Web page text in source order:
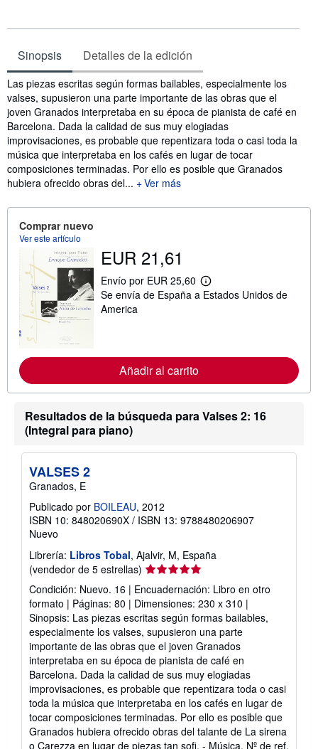
Sinopsis Detalles de la edición
Sinopsis
Las piezas escritas según formas bailables, especialmente los
valses, supusieron una parte importante de las obras que el
joven Granados interpretaba en su época de pianista de café en
Barcelona. Dada la calidad de sus muy elogiadas
improvisaciones, es probable que repentizara toda o casi toda la
música que interpretaba en los cafés en lugar de tocar
composiciones terminadas. Por ello es posible que Granados
hubiera ofrecido obras del...
Ver más
Comprar nuevo
Ver este artículo
EUR 21,61
Envío por EUR 25,60
M
á
r
c
ó
n
b
t
i
f
d
e
e
v
í
o
Se envía de España a Estados Unidos de
America
Añadir al carrito
Resultados de la búsqueda para Valses 2: 16
(Integral para piano)
VALSES 2
Granados, E
Publicado por BOILEAU, 2012
ISBN 10: 848020690X / ISBN 13: 9788480206907
Nuevo
Librería: Libros Tobal, Ajalvir, M, España
(vendedor de 5 estrellas) Calificación
vendedor:
5
de
5
estrellas
Condición: Nuevo. 16 | Encuadernación: Libro en otro
formato | Páginas: 80 | Dimensiones: 230 x 310 |
Sinopsis: Las piezas escritas según formas bailables,
especialmente los valses, supusieron una parte
importante de las obras que el joven Granados
interpretaba en su época de pianista de café en
Barcelona. Dada la calidad de sus muy elogiadas
improvisaciones, es probable que repentizara toda o casi
toda la música que interpretaba en los cafés en lugar de
tocar composiciones terminadas. Por ello es posible que
Granados hubiera ofrecido obras del talante de La sirena
o Carezza en lugar de piezas tan sofi. - Música. Nº de ref.